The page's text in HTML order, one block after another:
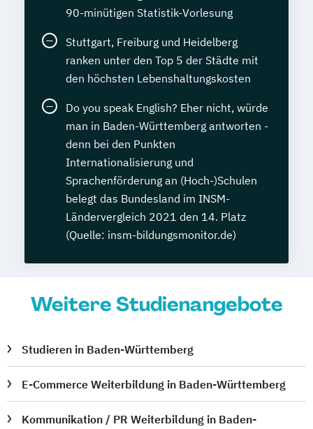
90-minütigen Statistik-Vorlesung
Stuttgart, Freiburg und Heidelberg
ranken unter den Top 5 der Städte mit
den höchsten Lebenshaltungskosten
Do you speak English? Eher nicht, würde
man in Baden-Württemberg antworten -
denn bei den Punkten
Internationalisierung und
Sprachenförderung an (Hoch-)Schulen
belegt das Bundesland im INSM-
Ländervergleich 2021 den 14. Platz
(Quelle: insm-bildungsmonitor.de)
Weitere Studienangebote
Studieren in Baden-Württemberg
E-Commerce Weiterbildung in Baden-Württemberg
Kommunikation / PR Weiterbildung in Baden-